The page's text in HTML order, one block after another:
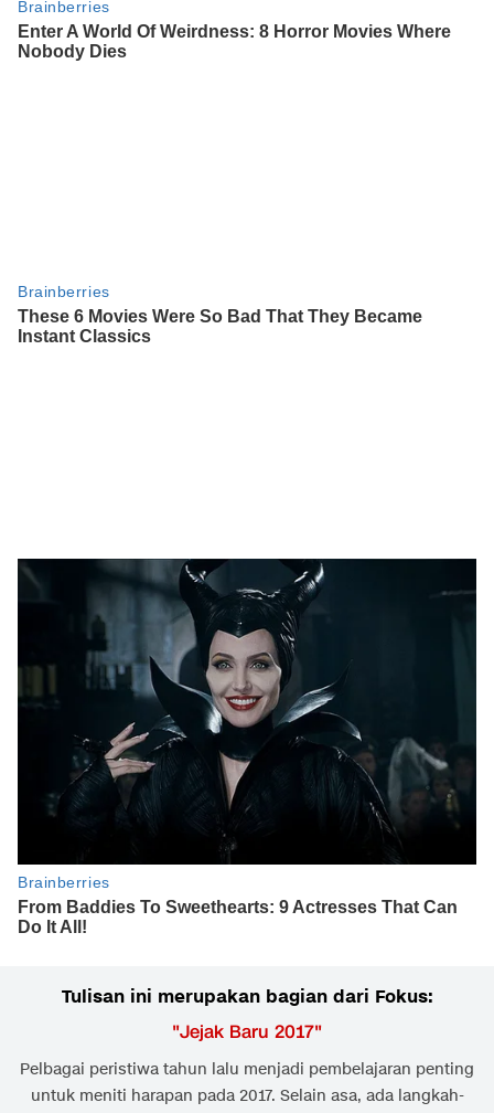
Tulisan ini merupakan bagian dari Fokus:
"Jejak Baru 2017"
Pelbagai peristiwa tahun lalu menjadi pembelajaran penting
untuk meniti harapan pada 2017. Selain asa, ada langkah-